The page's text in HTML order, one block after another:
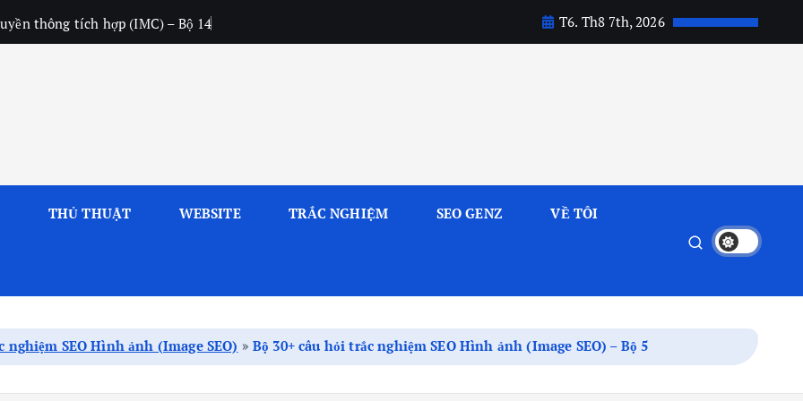
thông tích hợp (IMC) – Bộ 14 T6. Th8 7th, 2026
THỦ THUẬT WEBSITE TRẮC NGHIỆM SEO GENZ VỀ TÔI
nghiệm SEO Hình ảnh (Image SEO) » Bộ 30+ câu hỏi trắc nghiệm SEO Hình ảnh (Image SEO) – Bộ 5